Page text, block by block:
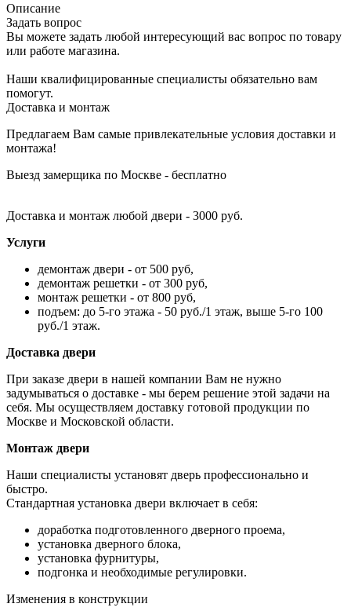
Описание
Задать вопрос
Вы можете задать любой интересующий вас вопрос по товару
или работе магазина.
Наши квалифицированные специалисты обязательно вам
помогут.
Доставка и монтаж
Предлагаем Вам самые привлекательные условия доставки и
монтажа!
Выезд замерщика по Москве - бесплатно
Доставка и монтаж любой двери - 3000 руб.
Услуги
демонтаж двери - от 500 руб,
демонтаж решетки - от 300 руб,
монтаж решетки - от 800 руб,
подъем: до 5-го этажа - 50 руб./1 этаж, выше 5-го 100
руб./1 этаж.
Доставка двери
При заказе двери в нашей компании Вам не нужно
задумываться о доставке - мы берем решение этой задачи на
себя. Мы осуществляем доставку готовой продукции по
Москве и Московской области.
Монтаж двери
Наши специалисты установят дверь профессионально и
быстро.
Стандартная установка двери включает в себя:
доработка подготовленного дверного проема,
установка дверного блока,
установка фурнитуры,
подгонка и необходимые регулировки.
Изменения в конструкции